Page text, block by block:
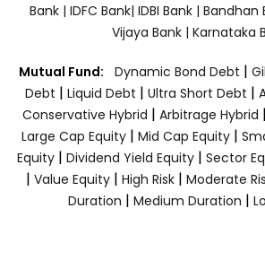
Bank | IDFC Bank| IDBI Bank | Bandhan
Vijaya Bank | Karnataka
Mutual Fund: Dynamic Bond Debt |
Debt | Liquid Debt | Ultra Short Debt |
Conservative Hybrid | Arbitrage Hybrid |
Large Cap Equity | Mid Cap Equity |
Equity| Dividend Yield Equity| Sector
| Value Equity | High Risk | Moderate
Duration | Medium Duration |